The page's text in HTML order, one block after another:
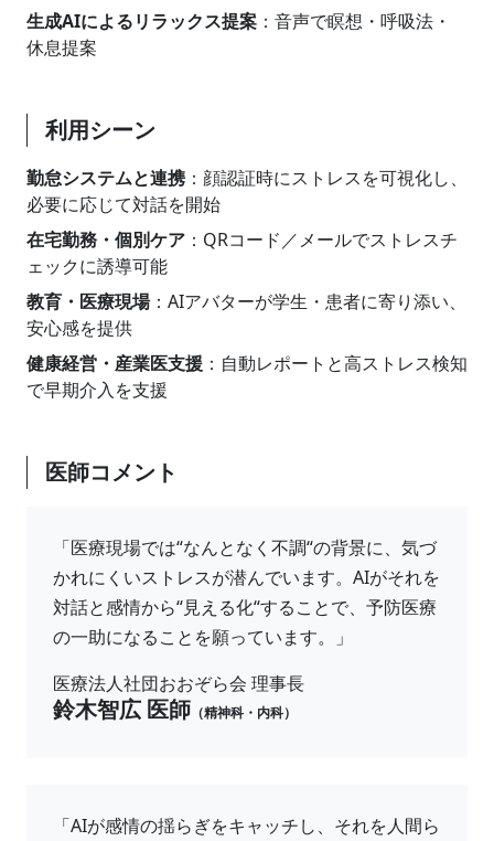
生成AIによるリラックス提案 ：音声で瞑想・呼吸法・
休息提案
利用シーン
勤怠システムと連携 ：顔認証時にストレスを可視化し、
必要に応じて対話を開始
在宅勤務・個別ケア ：QRコード／メールでストレスチ
ェックに誘導可能
教育・医療現場：AIアバターが学生・患者に寄り添い、
安心感を提供
健康経営・産業医支援 ：自動レポートと高ストレス検知
で早期介入を支援
医師コメント
「医療現場では“なんとなく不調“の背景に、気づ
かれにくいストレスが潜んでいます。AIがそれを
対話と感情から“見える化“することで、予防医療
の一助になることを願っています。」
医療法人社団おおぞら会 理事長
鈴木智広 医師 （精神科・内科）
「AIが感情の揺らぎをキャッチし、それを人間ら